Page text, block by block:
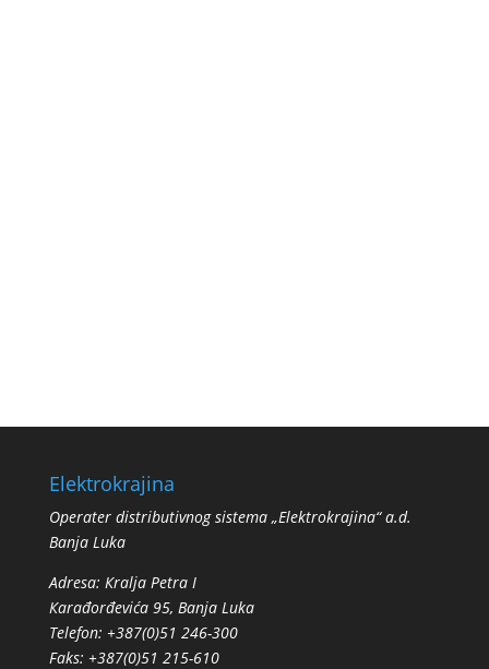
Elektrokrajina
Operater distributivnog sistema „Elektrokrajina“ a.d.
Banja Luka
Adresa: Кralja Petra I
Кarađorđevića 95, Banja Luka
Telefon: +387(0)51 246-300
Faks: +387(0)51 215-610